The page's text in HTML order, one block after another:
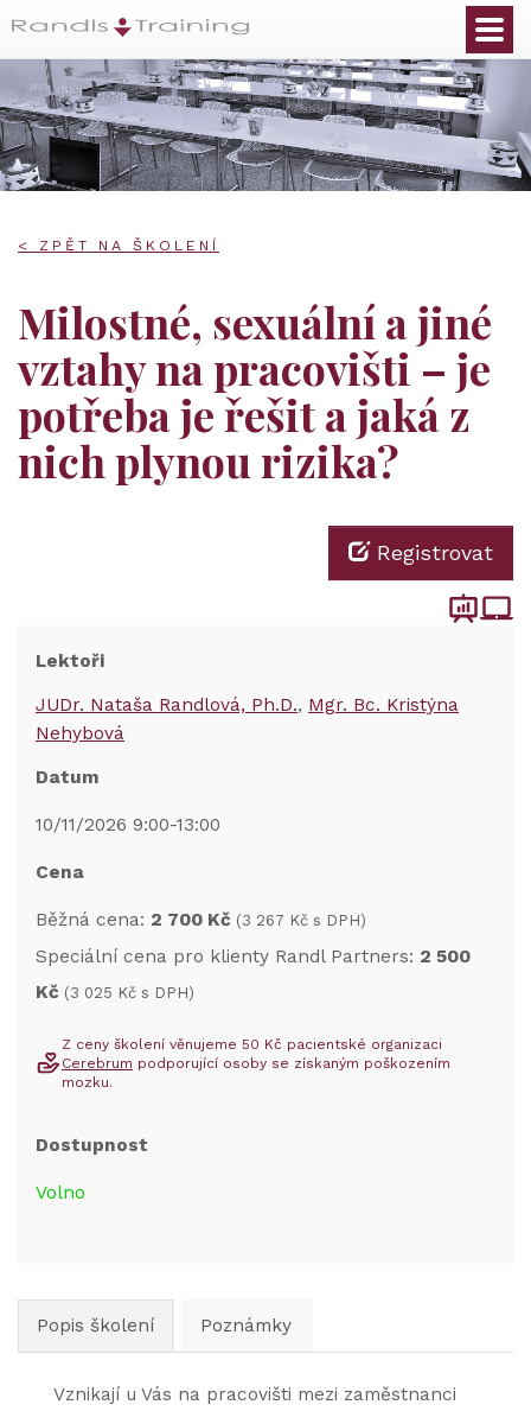
< ZPĚT NA ŠKOLENÍ
Milostné, sexuální a jiné
vztahy na pracovišti – je
potřeba je řešit a jaká z
nich plynou rizika?
Registrovat
Lektoři
JUDr. Nataša Randlová, Ph.D.
Mgr. Bc. Kristýna
Nehybová
Datum
10/11/2026 9:00-13:00
Cena
Běžná cena: 2 700 Kč (3 267 Kč s DPH)
Speciální cena pro klienty Randl Partners: 2 500
Kč (3 025 Kč s DPH)
Z ceny školení věnujeme 50 Kč pacientské organizaci
Cerebrum podporující osoby se získaným poškozením
mozku.
Dostupnost
Volno
Popis školení Poznámky
Vznikají u Vás na pracovišti mezi zaměstnanci